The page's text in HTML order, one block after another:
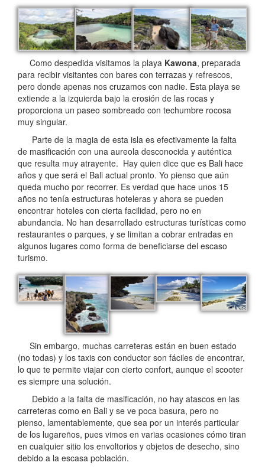
Como despedida visitamos la playa Kawona, preparada
para recibir visitantes con bares con terrazas y refrescos,
pero donde apenas nos cruzamos con nadie. Esta playa se
extiende a la izquierda bajo la erosión de las rocas y
proporciona un paseo sombreado con techumbre rocosa
muy singular.
Parte de la magia de esta isla es efectivamente la falta
de masificación con una aureola desconocida y auténtica
que resulta muy atrayente. Hay quien dice que es Bali hace
años y que será el Bali actual pronto. Yo pienso que aún
queda mucho por recorrer. Es verdad que hace unos 15
años no tenía estructuras hoteleras y ahora se pueden
encontrar hoteles con cierta facilidad, pero no en
abundancia. No han desarrollado estructuras turísticas como
restaurantes o parques, y se limitan a cobrar entradas en
algunos lugares como forma de beneficiarse del escaso
turismo.
Sin embargo, muchas carreteras están en buen estado
(no todas) y los taxis con conductor son fáciles de encontrar,
lo que te permite viajar con cierto confort, aunque el scooter
es siempre una solución.
Debido a la falta de masificación, no hay atascos en las
carreteras como en Bali y se ve poca basura, pero no
pienso, lamentablemente, que sea por un interés particular
de los lugareños, pues vimos en varias ocasiones cómo tiran
en cualquier sitio los envoltorios y objetos de desecho, sino
debido a la escasa población.